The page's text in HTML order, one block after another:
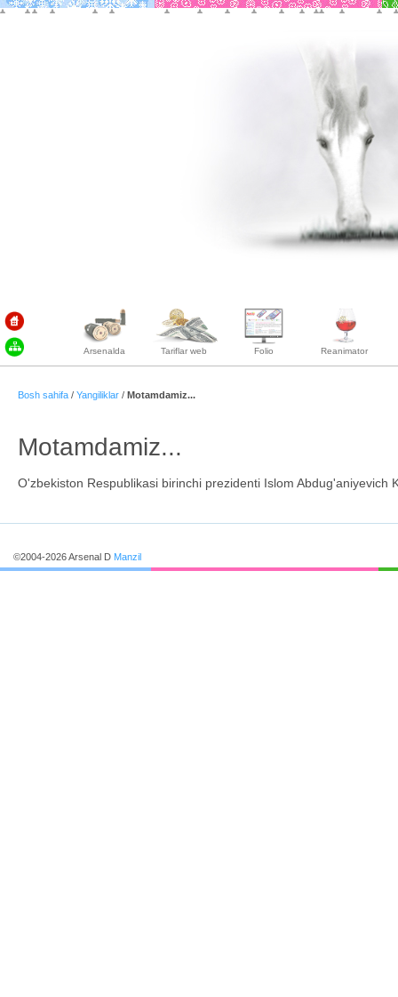
Arsenalda Tariflar web Folio Reanimator
Bosh sahifa / Yangiliklar / Motamdamiz...
Motamdamiz...
O'zbekiston Respublikasi birinchi prezidenti Islom Abdug'aniyevich
©2004-2026 Arsenal D Manzil